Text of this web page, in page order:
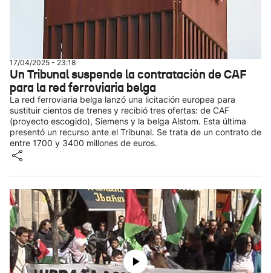
17/04/2025 - 23:18
Un Tribunal suspende la contratación de CAF
para la red ferroviaria belga
La red ferroviaria belga lanzó una licitación europea para
sustituir cientos de trenes y recibió tres ofertas: de CAF
(proyecto escogido), Siemens y la belga Alstom. Esta última
presentó un recurso ante el Tribunal. Se trata de un contrato de
entre 1700 y 3400 millones de euros.